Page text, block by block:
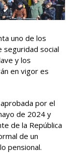
uno de los
seguridad social
y los
en vigor es
por el
de 2024 y
de la República
de un
pensional.